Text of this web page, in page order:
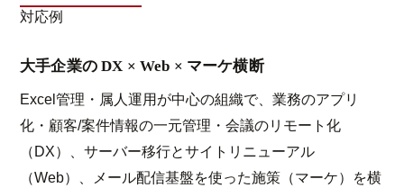
対応例
大手企業の DX × Web × マーケ横断
Excel管理・属人運用が中心の組織で、業務のアプリ
化・顧客/案件情報の一元管理・会議のリモート化
（DX）、サーバー移行とサイトリニューアル
（Web）、メール配信基盤を使った施策（マーケ）を横